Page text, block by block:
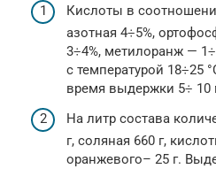
Кислоты в
азотная 4÷5%,
3÷4%, метилоранж —
с температурой 18÷25
время выдержки 5÷ 10
На литр состава
г, соляная 660 г,
оранжевого– 25 г.